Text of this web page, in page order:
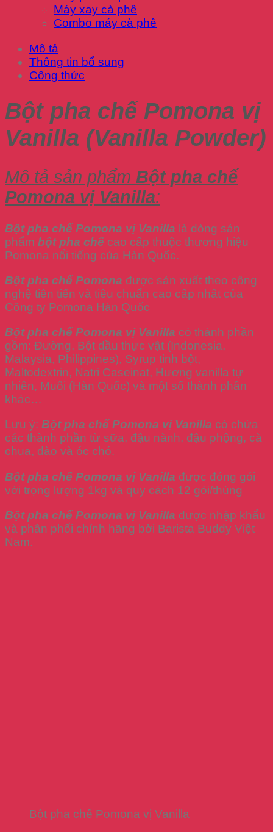
Máy xay cà phê
Combo máy cà phê
Mô tả
Thông tin bổ sung
Công thức
Bột pha chế Pomona vị
Vanilla (Vanilla Powder)
Mô tả sản phẩm Bột pha chế
Pomona vị Vanilla:
Bột pha chế Pomona vị Vanilla là dòng sản
phẩm bột pha chế cao cấp thuộc thương hiệu
Pomona nổi tiếng của Hàn Quốc.
Bột pha chế Pomona được sản xuất theo công
nghệ tiên tiến và tiêu chuẩn cao cấp nhất của
Công ty Pomona Hàn Quốc
Bột pha chế Pomona vị Vanilla có thành phần
gồm: Đường, Bột dầu thực vật (Indonesia,
Malaysia, Philippines), Syrup tinh bột,
Maltodextrin, Natri Caseinat, Hương vanilla tự
nhiên, Muối (Hàn Quốc) và một số thành phần
khác…
Lưu ý: Bột pha chế Pomona vị Vanilla có chứa
các thành phần từ sữa, đậu nành, đậu phộng, cà
chua, đào và óc chó.
Bột pha chế Pomona vị Vanilla được đóng gói
với trọng lượng 1kg và quy cách 12 gói/thùng
Bột pha chế Pomona vị Vanilla được nhập khẩu
và phân phối chính hãng bởi Barista Buddy Việt
Nam.
Bột pha chế Pomona vị Vanilla